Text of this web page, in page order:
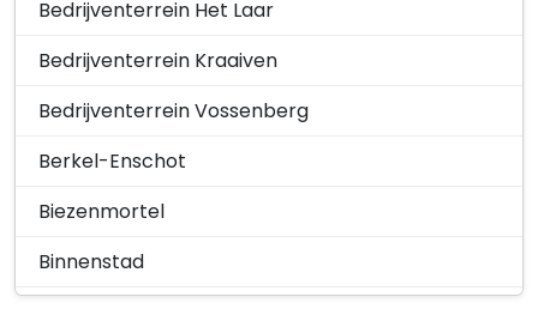
Bedrijventerrein Het Laar
Bedrijventerrein Kraaiven
Bedrijventerrein Vossenberg
Berkel-Enschot
Biezenmortel
Binnenstad